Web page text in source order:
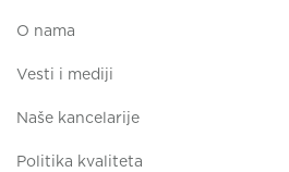
O nama
Vesti i mediji
Naše kancelarije
Politika kvaliteta